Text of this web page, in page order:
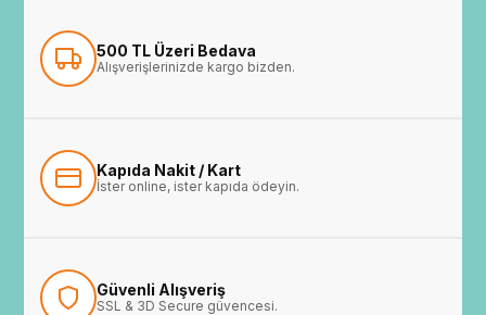
500 TL Üzeri Bedava
Alışverişlerinizde kargo bizden.
Kapıda Nakit / Kart
İster online, ister kapıda ödeyin.
Güvenli Alışveriş
SSL & 3D Secure güvencesi.